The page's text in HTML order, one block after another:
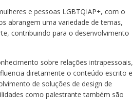
e pessoas LGBTQIAP+, com o
abrangem uma variedade de temas,
contribuindo para o desenvolvimento
sobre relações intrapessoais,
diretamente o conteúdo escrito e
de soluções de design de
como palestrante também são